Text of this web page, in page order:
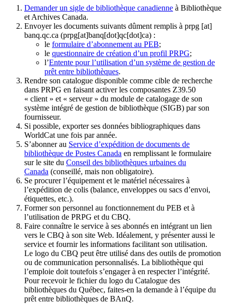
Demander un sigle de bibliothèque canadienne à Bibliothèque
et Archives Canada.
Envoyer les documents suivants dûment remplis à prpg [at]
banq.qc.ca (prpg[at]banq[dot]qc[dot]ca) :
le formulaire d’abonnement au PEB;
le questionnaire de création d’un profil PRPG;
l’Entente pour l’utilisation d’un système de gestion de
prêt entre bibliothèques.
Rendre son catalogue disponible comme cible de recherche
dans PRPG en faisant activer les composantes Z39.50
« client » et « serveur » du module de catalogage de son
système intégré de gestion de bibliothèque (SIGB) par son
fournisseur.
Si possible, exporter ses données bibliographiques dans
WorldCat une fois par année.
S’abonner au Service d’expédition de documents de
bibliothèque de Postes Canada en remplissant le formulaire
sur le site du Conseil des bibliothèques urbaines du
Canada (conseillé, mais non obligatoire).
Se procurer l’équipement et le matériel nécessaires à
l’expédition de colis (balance, enveloppes ou sacs d’envoi,
étiquettes, etc.).
Former son personnel au fonctionnement du PEB et à
l’utilisation de PRPG et du CBQ.
Faire connaître le service à ses abonnés en intégrant un lien
vers le CBQ à son site Web. Idéalement, y présenter aussi le
service et fournir les informations facilitant son utilisation.
Le logo du CBQ peut être utilisé dans des outils de promotion
ou de communication personnalisés. La bibliothèque qui
l’emploie doit toutefois s’engager à en respecter l’intégrité.
Pour recevoir le fichier du logo du Catalogue des
bibliothèques du Québec, faites-en la demande à l’équipe du
prêt entre bibliothèques de BAnQ.